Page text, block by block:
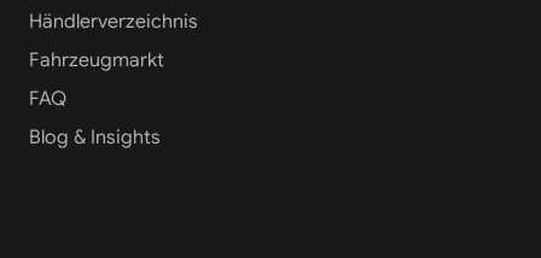
Händlerverzeichnis
Fahrzeugmarkt
FAQ
Blog & Insights